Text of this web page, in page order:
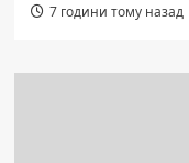
7 години тому назад